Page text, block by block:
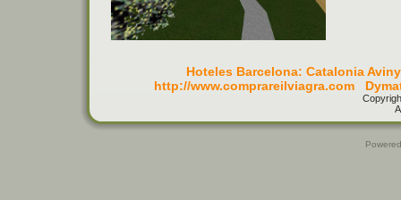
Hoteles Barcelona: Catalonia
http://www.comprareilviagra.com